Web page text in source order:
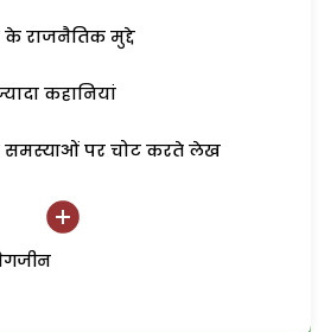
राजनैतिक मुद्दे
कहानियां
समस्याओं पर चोट करते लेख